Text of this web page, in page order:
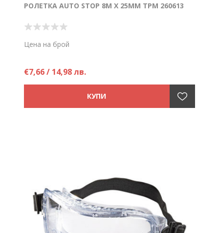
РОЛЕТКА AUTO STOP 8M X 25MM TPM 260613
Цена на брой
€7,66 / 14,98 лв.